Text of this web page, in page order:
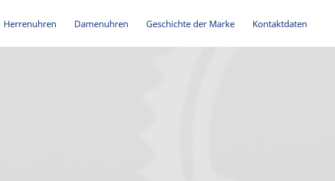
Herrenuhren Damenuhren Geschichte der Marke Kontaktdaten